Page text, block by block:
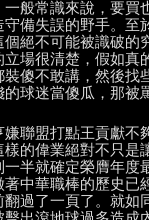
一般常識來說，要買
守備失誤的野手。至
個絕不可能被識破的
立場很清楚，假如真
裝傻不敢講，然後找
的球迷當傻瓜，那被
嫌聯盟打點王貢獻不
樣的偉業絕對不只是
一半就確定榮膺年度
著中華職棒的歷史已
翻過了一頁了。就如